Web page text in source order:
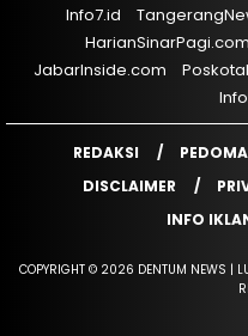
Info7.id
HarianSinarPagi.com
JabarInside.com
REDAKSI
DISCLAIMER
INFO
COPYRIGHT © 2026 DENTUM NEWS |